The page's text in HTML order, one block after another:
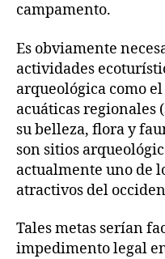
campamento.
Es obviamente
actividades
arqueológica como
acuáticas regionales
su belleza, flora y
son sitios
actualmente uno de
atractivos del
Tales metas serían
impedimento legal